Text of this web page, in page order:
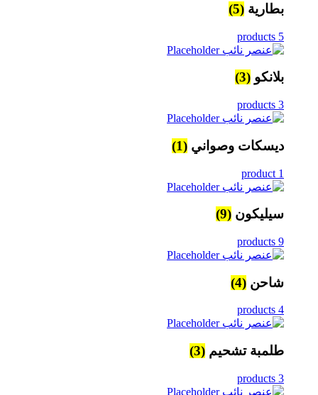
بطارية (5)
5 products
بلانكو (3)
3 products
ديسكات وصواني (1)
1 product
سيليكون (9)
9 products
شاحن (4)
4 products
طلمبة تشحيم (3)
3 products